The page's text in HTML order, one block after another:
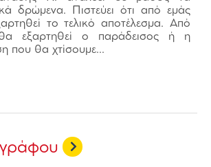
δρώμενα. Πιστεύει ότι από εμάς
το τελικό αποτέλεσμα. Από
εξαρτηθεί ο παράδεισος ή η
που θα χτίσουμε...